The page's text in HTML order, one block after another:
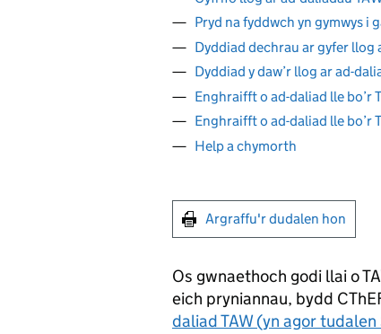
Pryd na fyddwch yn gymwys i
Dyddiad dechrau ar gyfer llog
Dyddiad y daw’r llog ar ad-
Enghraifft o ad-daliad lle bo’r
Enghraifft o ad-daliad lle bo’r
Help a chymorth
Argraffu'r dudalen hon
Os gwnaethoch godi llai o
eich pryniannau, bydd
daliad TAW (yn agor tudalen